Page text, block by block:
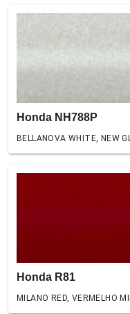
Honda NH788P
BELLANOVA WHITE, NEW
Honda R81
MILANO RED, VERMELHO